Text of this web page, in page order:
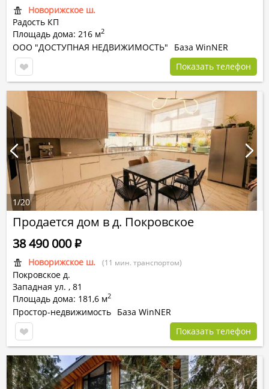
Новорижское ш.
Радость КП
Площадь дома: 216 м2
ООО "ДОСТУПНАЯ НЕДВИЖИМОСТЬ"
База WinNER
Показать телефон
Продается дом в д. Покровское
Новорижское ш. (11 мин. транспортом)
Покровское д.
Западная ул. , 81
Площадь дома: 181,6 м2
38 490 000Р
Простор-недвижимость База WinNER
Показать телефон
1/20